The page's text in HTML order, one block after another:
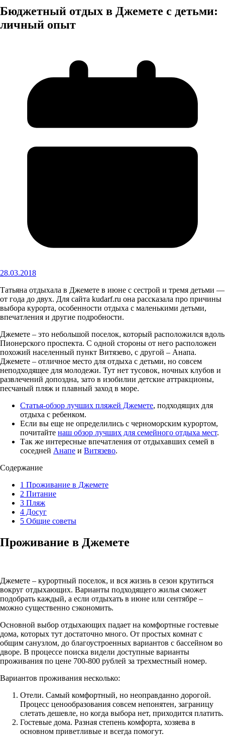
Бюджетный отдых в Джемете с детьми:
личный опыт
28.03.2018
Татьяна отдыхала в Джемете в июне с сестрой и тремя детьми —
от года до двух. Для сайта kudarf.ru она рассказала про причины
выбора курорта, особенности отдыха с маленькими детьми,
впечатления и другие подробности.
Джемете – это небольшой поселок, который расположился вдоль
Пионерского проспекта. С одной стороны от него расположен
похожий населенный пункт Витязево, с другой – Анапа.
Джемете – отличное место для отдыха с детьми, но совсем
неподходящее для молодежи. Тут нет тусовок, ночных клубов и
развлечений допоздна, зато в изобилии детские аттракционы,
песчаный пляж и плавный заход в море.
Статья-обзор лучших пляжей Джемете, подходящих для
отдыха с ребенком.
Если вы еще не определились с черноморским курортом,
почитайте наш обзор лучших для семейного отдыха мест.
Так же интересные впечатления от отдыхавших семей в
соседней Анапе и Витязево.
Содержание
1 Проживание в Джемете
2 Питание
3 Пляж
4 Досуг
5 Общие советы
Проживание в Джемете
Джемете – курортный поселок, и вся жизнь в сезон крутиться
вокруг отдыхающих. Варианты подходящего жилья сможет
подобрать каждый, а если отдыхать в июне или сентябре –
можно существенно сэкономить.
Основной выбор отдыхающих падает на комфортные гостевые
дома, которых тут достаточно много. От простых комнат с
общим санузлом, до благоустроенных вариантов с бассейном во
дворе. В процессе поиска видели доступные варианты
проживания по цене 700-800 рублей за трехместный номер.
Вариантов проживания несколько:
Отели. Самый комфортный, но неоправданно дорогой.
Процесс ценообразования совсем непонятен, заграницу
слетать дешевле, но когда выбора нет, приходится платить.
Гостевые дома. Разная степень комфорта, хозяева в
основном приветливые и всегда помогут.